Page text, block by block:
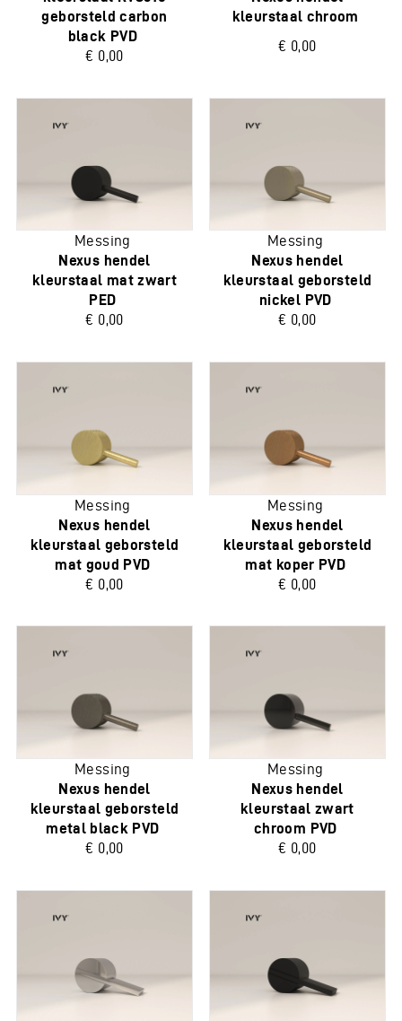
geborsteld carbon
black PVD
€ 0,00
kleurstaal chroom
€ 0,00
Messing
Nexus hendel
kleurstaal mat zwart
PED
€ 0,00
Messing
Nexus hendel
kleurstaal geborsteld
nickel PVD
€ 0,00
Messing
Nexus hendel
kleurstaal geborsteld
mat goud PVD
€ 0,00
Messing
Nexus hendel
kleurstaal geborsteld
mat koper PVD
€ 0,00
Messing
Nexus hendel
kleurstaal geborsteld
metal black PVD
€ 0,00
Messing
Nexus hendel
kleurstaal zwart
chroom PVD
€ 0,00